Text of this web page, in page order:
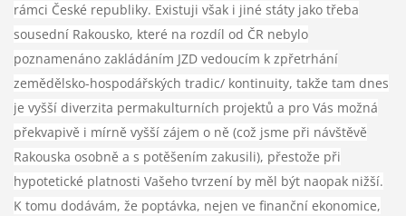
rámci České republiky. Existuji však i jiné státy jako třeba
sousední Rakousko, které na rozdíl od ČR nebylo
poznamenáno zakládáním JZD vedoucím k zpřetrhání
zemědělsko-hospodářských tradic/ kontinuity, takže tam dnes
je vyšší diverzita permakulturních projektů a pro Vás možná
překvapivě i mírně vyšší zájem o ně (což jsme při návštěvě
Rakouska osobně a s potěšením zakusili), přestože při
hypotetické platnosti Vašeho tvrzení by měl být naopak nižší.
K tomu dodávám, že poptávka, nejen ve finanční ekonomice,